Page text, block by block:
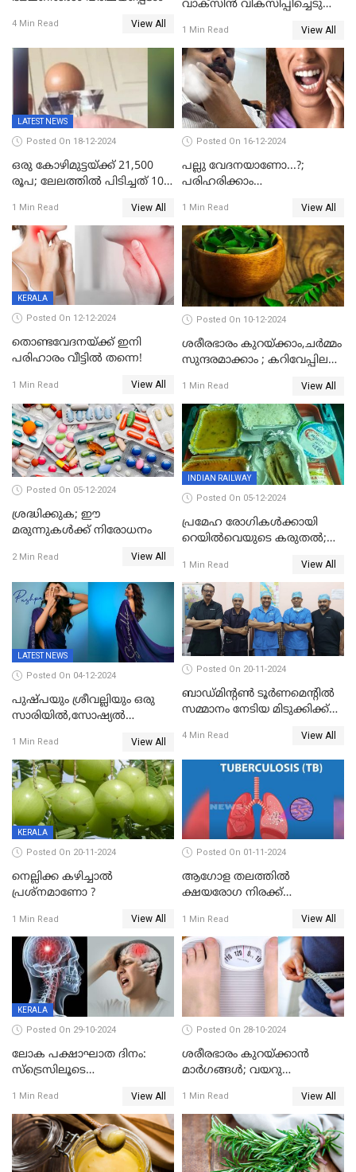
4 Min Read View All
വാക്‌സിന്‍ വികസിപ്പിച്ചെടുത്ത്
മുതൽ സൗജന്യമായി
നല്‍കും;
1 Min Read View All
LATEST NEWS
Posted On 18-12-2024
ഒരു കോഴിമുട്ടയ്ക്ക് 21,500
രൂപ; ലേലത്തിൽ പിടിച്ചത് 100
ലക്ഷണമൊത്ത ഒന്നിനെ
1 Min Read View All
Posted On 16-12-2024
പല്ലു വേദനയാണോ...?;
പരിഹരിക്കാം
1 Min Read View All
KERALA
Posted On 12-12-2024
തൊണ്ടവേദനയ്ക്ക് ഇനി
പരിഹാരം വീട്ടിൽ തന്നെ!
1 Min Read View All
Posted On 10-12-2024
ശരീരഭാരം കുറയ്‌ക്കാം,ചർമ്മം
സുന്ദരമാക്കാം ; കറിവേപ്പില
ഏറെ
1 Min Read View All
Posted On 05-12-2024
ശ്രദ്ധിക്കുക; ഈ
മരുന്നുകൾക്ക് നിരോധനം
2 Min Read View All
INDIAN RAILWAY
Posted On 05-12-2024
പ്രമേഹ രോഗികൾക്കായി
റെയിൽവെയുടെ കരുതൽ;
പുതിയ മെനു
1 Min Read View All
LATEST NEWS
Posted On 04-12-2024
പുഷ്പയും ശ്രീവല്ലിയും ഒരു
സാരിയിൽ,സോഷ്യൽ
രശ്മികയുടെ പുഷ്പ 2
പ്രൊമോഷൻ
1 Min Read View All
Posted On 20-11-2024
ബാഡ്മിന്റൺ ടൂർണമെന്റിൽ
സമ്മാനം നേടിയ മിടുക്കിക്ക്
കോളേജിൽ പുതു ജന്മം
4 Min Read View All
KERALA
Posted On 20-11-2024
നെല്ലിക്ക കഴിച്ചാല്‍
പ്രശ്നമാണോ ?
1 Min Read View All
Posted On 01-11-2024
ആഗോള തലത്തിൽ
ക്ഷയരോഗ നിരക്ക്
സംഘടന
1 Min Read View All
KERALA
Posted On 29-10-2024
ലോക പക്ഷാഘാത ദിനം:
സ്‌ട്രെസിലൂടെ
1 Min Read View All
Posted On 28-10-2024
ശരീരഭാരം കുറയ്ക്കാന്‍
മാര്‍ഗങ്ങള്‍; വയറു
1 Min Read View All